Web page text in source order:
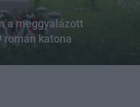
a meggyalázott
román katona